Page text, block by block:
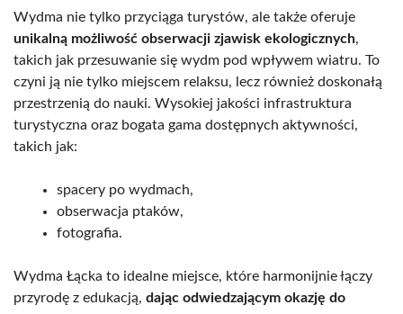
Wydma nie tylko przyciąga turystów, ale także oferuje
unikalną możliwość obserwacji zjawisk ekologicznych,
takich jak przesuwanie się wydm pod wpływem wiatru. To
czyni ją nie tylko miejscem relaksu, lecz również doskonałą
przestrzenią do nauki. Wysokiej jakości infrastruktura
turystyczna oraz bogata gama dostępnych aktywności,
takich jak:
spacery po wydmach,
obserwacja ptaków,
fotografia.
Wydma Łącka to idealne miejsce, które harmonijnie łączy
przyrodę z edukacją, dając odwiedzającym okazję do